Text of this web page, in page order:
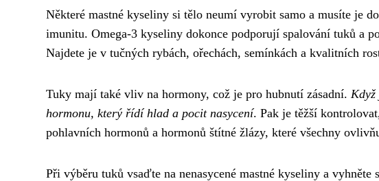
Některé mastné kyseliny si tělo neumí vyrobit samo a musíte je
imunitu. Omega-3 kyseliny dokonce podporují spalování tuků a
Najdete je v tučných rybách, ořechách, semínkách a kvalitních
Tuky mají také vliv na hormony, což je pro hubnutí zásadní.
hormonu, který řídí hlad a pocit nasycení. Pak je těžší
pohlavních hormonů a hormonů štítné žlázy, které všechny
Při výběru tuků vsaďte na nenasycené mastné kyseliny a